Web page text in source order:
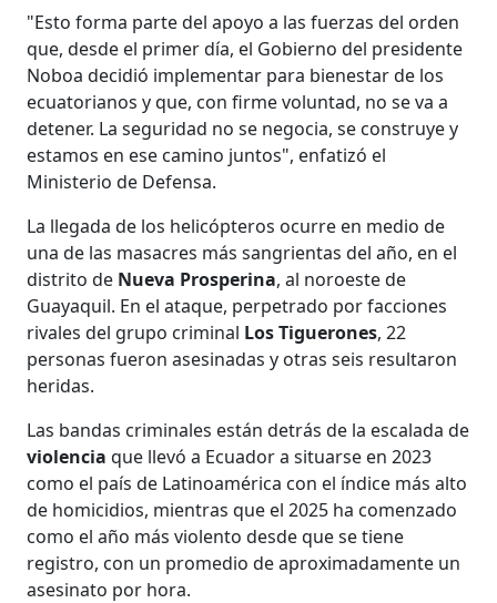
"Esto forma parte del apoyo a las fuerzas del orden
que, desde el primer día, el Gobierno del presidente
Noboa decidió implementar para bienestar de los
ecuatorianos y que, con firme voluntad, no se va a
detener. La seguridad no se negocia, se construye y
estamos en ese camino juntos", enfatizó el
Ministerio de Defensa.
La llegada de los helicópteros ocurre en medio de
una de las masacres más sangrientas del año, en el
distrito de Nueva Prosperina, al noroeste de
Guayaquil. En el ataque, perpetrado por facciones
rivales del grupo criminal Los Tiguerones, 22
personas fueron asesinadas y otras seis resultaron
heridas.
Las bandas criminales están detrás de la escalada de
violenciaque llevó a Ecuador a situarse en 2023
como el país de Latinoamérica con el índice más alto
de homicidios, mientras que el 2025 ha comenzado
como el año más violento desde que se tiene
registro, con un promedio de aproximadamente un
asesinato por hora.